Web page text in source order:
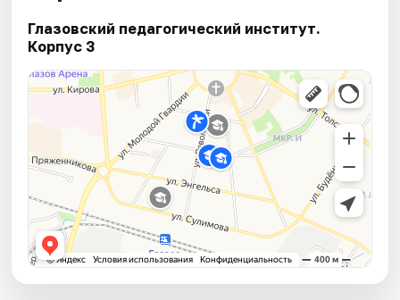
Глазовский педагогический институт.
Корпус 3